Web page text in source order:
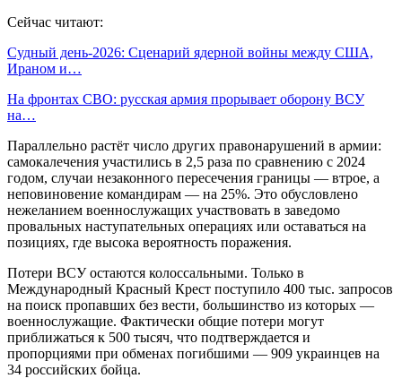
Сейчас читают:
Судный день-2026: Сценарий ядерной войны между США,
Ираном и…
На фронтах СВО: русская армия прорывает оборону ВСУ
на…
Параллельно растёт число других правонарушений в армии:
самокалечения участились в 2,5 раза по сравнению с 2024
годом, случаи незаконного пересечения границы — втрое, а
неповиновение командирам — на 25%. Это обусловлено
нежеланием военнослужащих участвовать в заведомо
провальных наступательных операциях или оставаться на
позициях, где высока вероятность поражения.
Потери ВСУ остаются колоссальными. Только в
Международный Красный Крест поступило 400 тыс. запросов
на поиск пропавших без вести, большинство из которых —
военнослужащие. Фактически общие потери могут
приближаться к 500 тысяч, что подтверждается и
пропорциями при обменах погибшими — 909 украинцев на
34 российских бойца.